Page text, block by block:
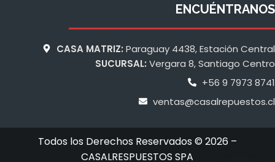
ENCUÉNTRANOS
CASA MATRIZ: Paraguay 4438, Estación Central
SUCURSAL: Vergara 8, Santiago Centro
+56 9 7973 8741
ventas@casalrepuestos.cl
Todos los Derechos Reservados © 2026 –
CASALRESPUESTOS SPA